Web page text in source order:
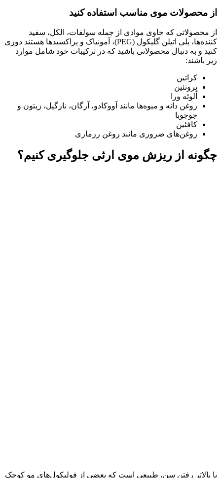
از محصولات موی مناسب استفاده کنید
از محصولاتی که حاوی موادی از جمله سولفات، الکل، سفید
کننده‌ها، پلی اتیلن گلیکول (PEG)، آمونیاک و پراکسیدها هستند دوری
کنید و به دنبال محصولاتی باشید که در ترکیبات خود شامل موارد
زیر باشند:
کراتین
پروتئین
آلوئه ورا
روغن دانه و میوه‌ها مانند آووکادو، آرگان، نارگیل، زیتون و
جوجوبا
کافئین
روغن‌های ضروری مانند روغن رزماری
چگونه از ریزش موی ارثی جلوگیری کنیم؟
با بالاتر رفتن سن، طبیعی است که بعضی از فولیکول‌های مو کوچک